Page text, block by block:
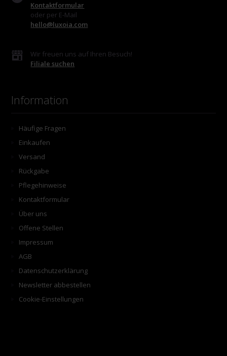
Kontaktformular
oder per E-Mail
hello@luxoia.com
Wir freuen uns auf Ihren Besuch!
Filiale suchen
Information
Häufige Fragen
Einkaufen
Versand
Rückgabe
Pflegehinweise
Kontaktformular
Über uns
Offene Stellen
Impressum
AGB
Datenschutzerklärung
Newsletter abbestellen
Cookie-Einstellungen